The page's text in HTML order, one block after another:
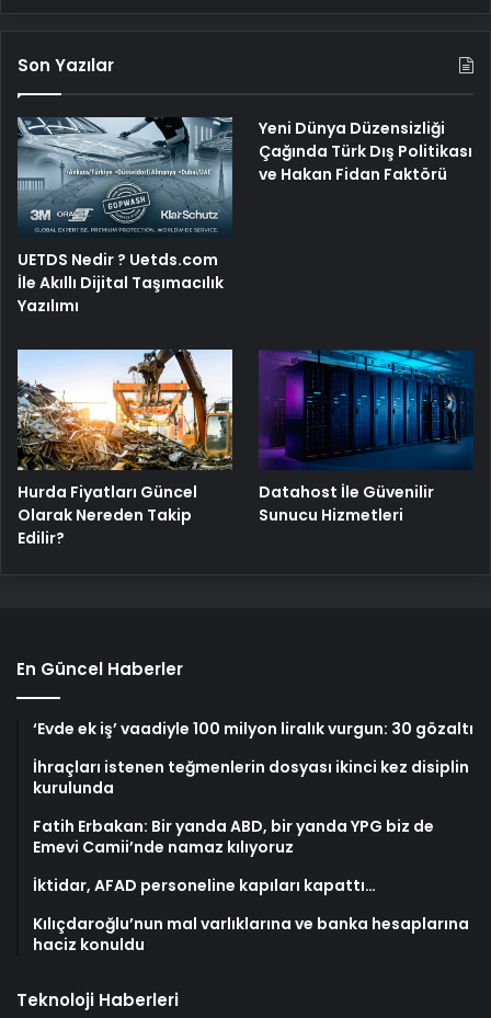
Son Yazılar
UETDS Nedir ? Uetds.com
İle Akıllı Dijital Taşımacılık
Yazılımı
Yeni Dünya Düzensizliği
Çağında Türk Dış Politikası
ve Hakan Fidan Faktörü
Hurda Fiyatları Güncel
Olarak Nereden Takip
Edilir?
Datahost İle Güvenilir
Sunucu Hizmetleri
En Güncel Haberler
‘Evde ek iş’ vaadiyle 100 milyon liralık vurgun: 30 gözaltı
İhraçları istenen teğmenlerin dosyası ikinci kez disiplin
kurulunda
Fatih Erbakan: Bir yanda ABD, bir yanda YPG biz de
Emevi Camii’nde namaz kılıyoruz
İktidar, AFAD personeline kapıları kapattı…
Kılıçdaroğlu’nun mal varlıklarına ve banka hesaplarına
haciz konuldu
Teknoloji Haberleri